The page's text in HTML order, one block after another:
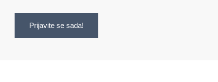
Prijavite se sada!